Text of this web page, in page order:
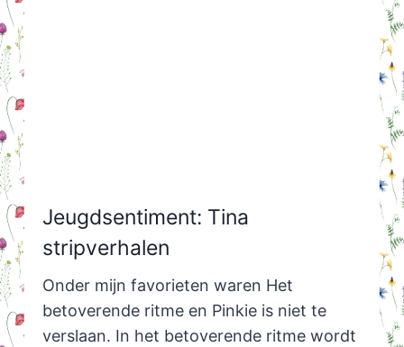
Jeugdsentiment: Tina
stripverhalen
Onder mijn favorieten waren Het
betoverende ritme en Pinkie is niet te
verslaan. In het betoverende ritme wordt